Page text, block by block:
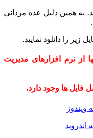
به همین دلیل عده مردانی
زیر را دانلود نمایید.
از نرم افزارهای مدیریت
فایل ها وجود دارد.